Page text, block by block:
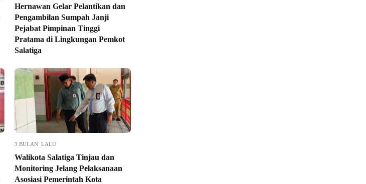
Hernawan Gelar Pelantikan dan
Pengambilan Sumpah Janji
Pejabat Pimpinan Tinggi
Pratama di Lingkungan Pemkot
Salatiga
3 BULAN LALU
Walikota Salatiga Tinjau dan
Monitoring Jelang Pelaksanaan
Asosiasi Pemerintah Kota